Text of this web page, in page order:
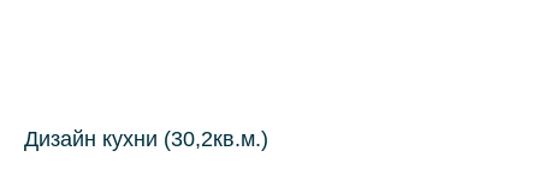
Дизайн кухни (30,2кв.м.)